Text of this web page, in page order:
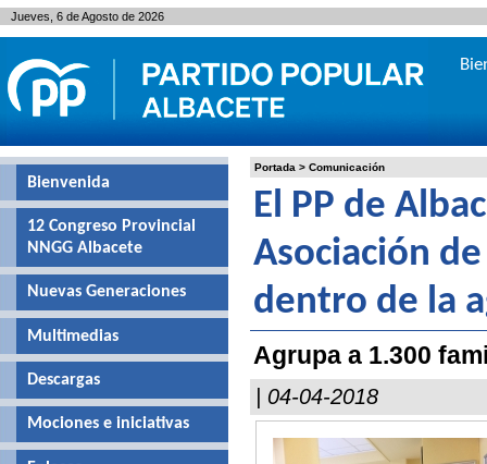
Portada > Comunicación
El PP de
Asociación
dentro de la
Agrupa a 1.300
| 04-04-2018
Bienvenida
12 Congreso Provincial
NNGG Albacete
Nuevas Generaciones
Multimedias
Descargas
Mociones e iniciativas
Jueves, 6 de Agosto de 2026